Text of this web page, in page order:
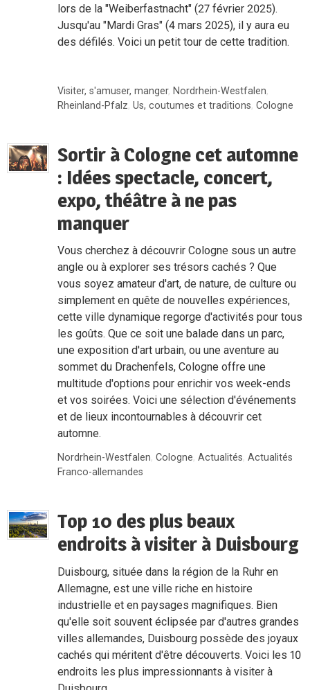
lors de la "Weiberfastnacht" (27 février 2025).
Jusqu'au "Mardi Gras" (4 mars 2025), il y aura eu
des défilés. Voici un petit tour de cette tradition.
Visiter, s'amuser, manger, Nordrhein-Westfalen,
Rheinland-Pfalz,Us, coutumes et traditions,Cologne
Sortir à Cologne cet automne
: Idées spectacle, concert,
expo, théâtre à ne pas
manquer
Vous cherchez à découvrir Cologne sous un autre
angle ou à explorer ses trésors cachés ? Que
vous soyez amateur d'art, de nature, de culture ou
simplement en quête de nouvelles expériences,
cette ville dynamique regorge d'activités pour tous
les goûts. Que ce soit une balade dans un parc,
une exposition d'art urbain, ou une aventure au
sommet du Drachenfels, Cologne offre une
multitude d'options pour enrichir vos week-ends
et vos soirées. Voici une sélection d'événements
et de lieux incontournables à découvrir cet
automne.
Nordrhein-Westfalen,Cologne,Actualités,Actualités
Franco-allemandes
Top 10 des plus beaux
endroits à visiter à Duisbourg
Duisbourg, située dans la région de la Ruhr en
Allemagne, est une ville riche en histoire
industrielle et en paysages magnifiques. Bien
qu'elle soit souvent éclipsée par d'autres grandes
villes allemandes, Duisbourg possède des joyaux
cachés qui méritent d'être découverts. Voici les 10
endroits les plus impressionnants à visiter à